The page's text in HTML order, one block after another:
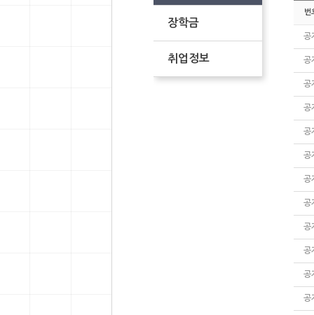
장학금
취업정보
번
공
공
공
공
공
공
공
공
공
공
공
공